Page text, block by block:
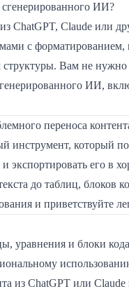
ИИ?
ChatGPT, Claude или
с
Вам не нужно
ИИ,
переноса
который
его в
до таблиц, блоков
и приветствуйте
уравнения и блоки
из ChatGPT или